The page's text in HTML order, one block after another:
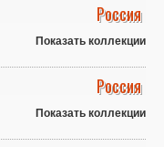
Россия
Показать коллекции
Россия
Показать коллекции